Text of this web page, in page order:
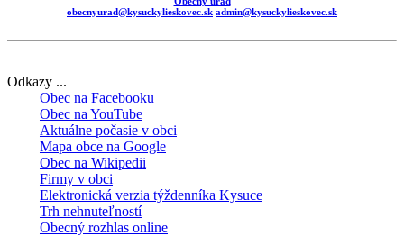
obecnyurad@kysuckylieskovec.sk admin@kysuckylieskovec.sk
Odkazy ...
Obec na Facebooku
Obec na YouTube
Aktuálne počasie v obci
Mapa obce na Google
Obec na Wikipedii
Firmy v obci
Elektronická verzia týždenníka Kysuce
Trh nehnuteľností
Obecný rozhlas online